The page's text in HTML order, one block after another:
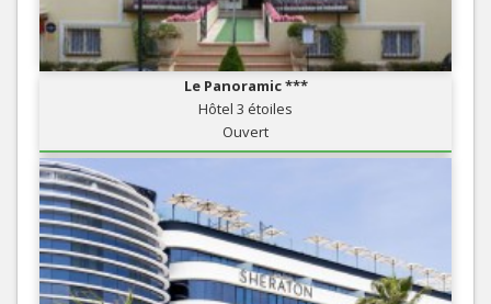
Le Panoramic ***
Hôtel 3 étoiles
Ouvert